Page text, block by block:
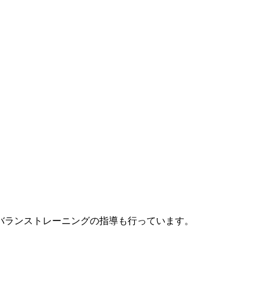
ンストレーニングの指導も行っています。